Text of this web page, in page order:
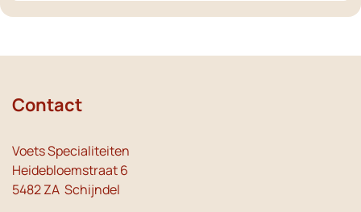
Contact
Voets Specialiteiten
Heidebloemstraat 6
5482 ZA Schijndel